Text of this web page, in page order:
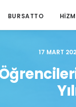
BURSATTO
17 MART